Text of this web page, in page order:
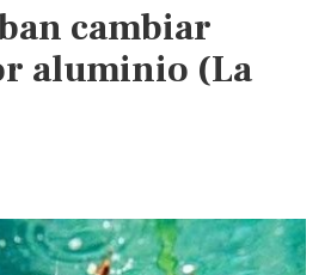
cambiar
aluminio (La